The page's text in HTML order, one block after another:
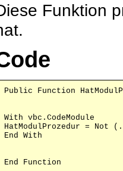
Funktion
With vbc.CodeModule
HatModulProzedur = Not
End Function